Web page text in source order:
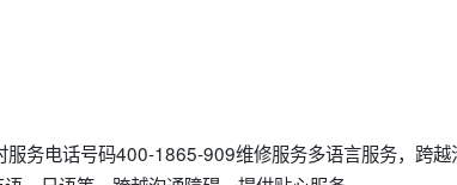
务电话号码400-1865-909维修服务多语言服务，跨